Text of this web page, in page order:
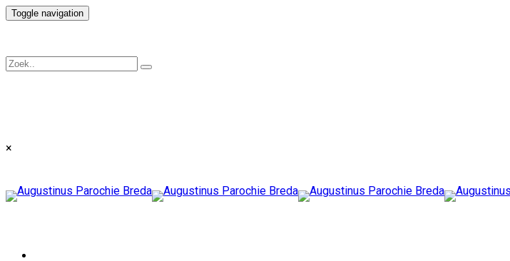
Toggle navigation
×